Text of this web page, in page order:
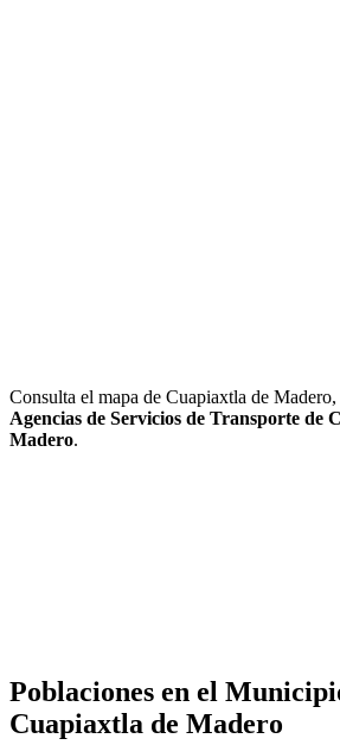
Consulta el mapa de Cuapiaxtla de Madero,
Agencias de Servicios de Transporte de
Madero.
Poblaciones en el
Cuapiaxtla de Madero